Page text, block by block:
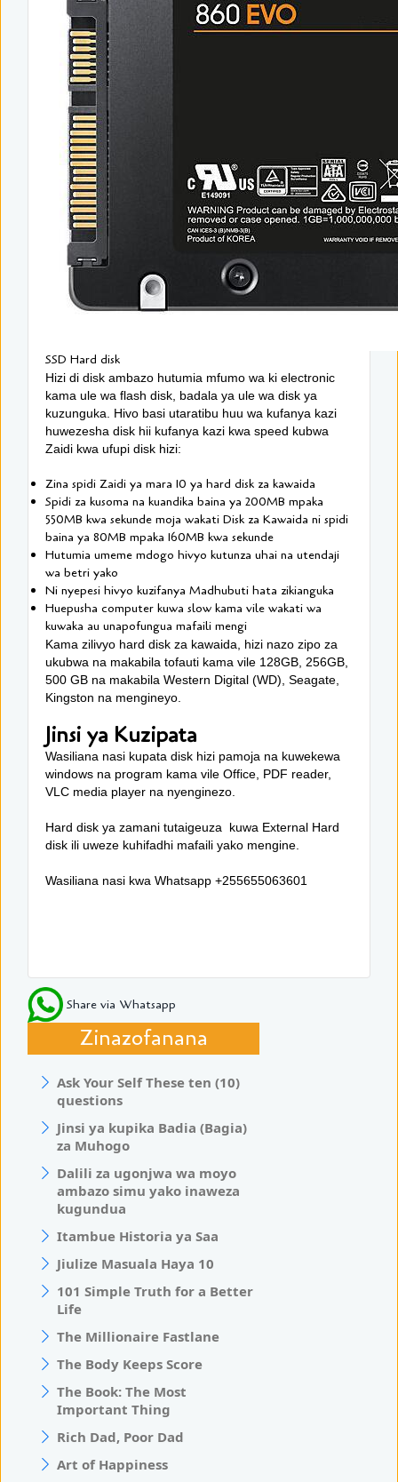
SSD Hard disk
Hizi di disk ambazo hutumia mfumo wa ki electronic
kama ule wa flash disk, badala ya ule wa disk ya
kuzunguka. Hivo basi utaratibu huu wa kufanya kazi
huwezesha disk hii kufanya kazi kwa speed kubwa
Zaidi kwa ufupi disk hizi:
Zina spidi Zaidi ya mara 10 ya hard disk za kawaida
Spidi za kusoma na kuandika baina ya 200MB mpaka
550MB kwa sekunde moja wakati Disk za Kawaida ni spidi
baina ya 80MB mpaka 160MB kwa sekunde
Hutumia umeme mdogo hivyo kutunza uhai na utendaji
wa betri yako
Ni nyepesi hivyo kuzifanya Madhubuti hata zikianguka
Huepusha computer kuwa slow kama vile wakati wa
kuwaka au unapofungua mafaili mengi
Kama zilivyo hard disk za kawaida, hizi nazo zipo za
ukubwa na makabila tofauti kama vile 128GB, 256GB,
500 GB na makabila Western Digital (WD), Seagate,
Kingston na mengineyo.
Jinsi ya Kuzipata
Wasiliana nasi kupata disk hizi pamoja na kuwekewa
windows na program kama vile Office, PDF reader,
VLC media player na nyenginezo.
Hard disk ya zamani tutaigeuza kuwa External Hard
disk ili uweze kuhifadhi mafaili yako mengine.
Wasiliana nasi kwa Whatsapp +255655063601
Share via Whatsapp
Zinazofanana
Ask Your Self These ten (10)
questions
Jinsi ya kupika Badia (Bagia)
za Muhogo
Dalili za ugonjwa wa moyo
ambazo simu yako inaweza
kugundua
Itambue Historia ya Saa
Jiulize Masuala Haya 10
101 Simple Truth for a Better
Life
The Millionaire Fastlane
The Body Keeps Score
The Book: The Most
Important Thing
Rich Dad, Poor Dad
Art of Happiness